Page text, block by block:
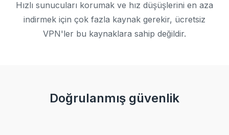
Hızlı sunucuları korumak ve hız düşüşlerini en aza
indirmek için çok fazla kaynak gerekir, ücretsiz
VPN'ler bu kaynaklara sahip değildir.
Doğrulanmış güvenlik